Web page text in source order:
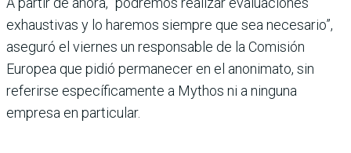
exhaustivas y lo haremos siempre que sea necesario”,
aseguró el viernes un responsable de la Comisión
Europea que pidió permanecer en el anonimato, sin
referirse específicamente a Mythos ni a ninguna
empresa en particular.